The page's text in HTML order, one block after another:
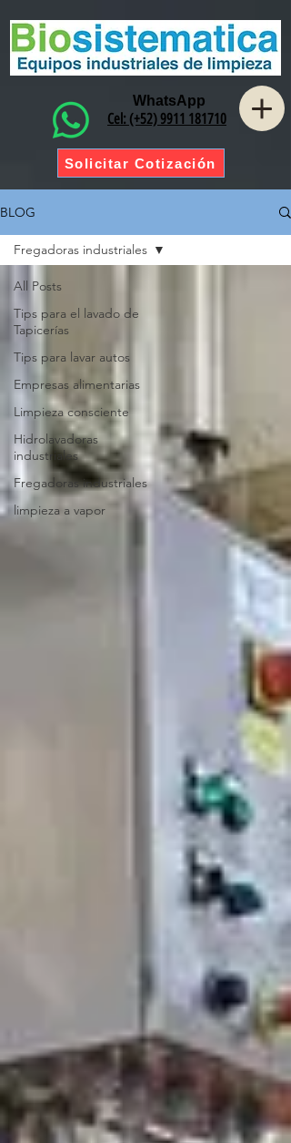
Solicitar Cotización
Cel: (+52) 9911 181710
WhatsApp
BLOG
All Posts
Tips para el lavado de
Tapicerías
Tips para lavar autos
Empresas alimentarias
Limpieza consciente
Hidrolavadoras
industriales
Fregadoras industriales
limpieza a vapor
Fregadoras industriales